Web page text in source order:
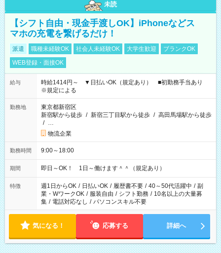
未読
【シフト自由・現金手渡しOK】iPhoneなどス
マホの充電を繋げるだけ！
派遣 職種未経験OK 社会人未経験OK 大学生歓迎
ブランクOK
WEB登録・面接OK
給与
時給1414円～ ▼日払いOK（規定あり） ■初勤務手当あり
※規定による
勤務地
東京都新宿区
新宿駅から徒歩 / 新宿三丁目駅から徒歩 / 高田馬場駅から徒歩
/ …
物流企業
勤務時間 9:00～18:00
期間 即日～OK！ 1日～働けます＾＾（規定あり）
特徴 週1日からOK / 日払いOK / 履歴書不要 / 40～50代活躍中 / 副
業・WワークOK / 服装自由 / シフト勤務 / 10名以上の大量募
集 / 電話対応なし / パソコンスキル不要
気になる！ 応募する 詳細へ